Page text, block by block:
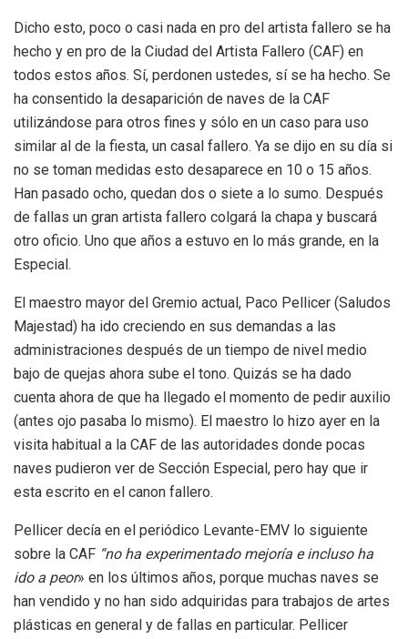
Dicho esto, poco o casi nada en pro del artista fallero se ha
hecho y en pro de la Ciudad del Artista Fallero (CAF) en
todos estos años. Sí, perdonen ustedes, sí se ha hecho. Se
ha consentido la desaparición de naves de la CAF
utilizándose para otros fines y sólo en un caso para uso
similar al de la fiesta, un casal fallero. Ya se dijo en su día si
no se toman medidas esto desaparece en 10 o 15 años.
Han pasado ocho, quedan dos o siete a lo sumo. Después
de fallas un gran artista fallero colgará la chapa y buscará
otro oficio. Uno que años a estuvo en lo más grande, en la
Especial.
El maestro mayor del Gremio actual, Paco Pellicer (Saludos
Majestad) ha ido creciendo en sus demandas a las
administraciones después de un tiempo de nivel medio
bajo de quejas ahora sube el tono. Quizás se ha dado
cuenta ahora de que ha llegado el momento de pedir auxilio
(antes ojo pasaba lo mismo). El maestro lo hizo ayer en la
visita habitual a la CAF de las autoridades donde pocas
naves pudieron ver de Sección Especial, pero hay que ir
esta escrito en el canon fallero.
Pellicer decía en el periódico Levante-EMV lo siguiente
sobre la CAF “no ha experimentado mejoría e incluso ha
ido a peor» en los últimos años, porque muchas naves se
han vendido y no han sido adquiridas para trabajos de artes
plásticas en general y de fallas en particular. Pellicer